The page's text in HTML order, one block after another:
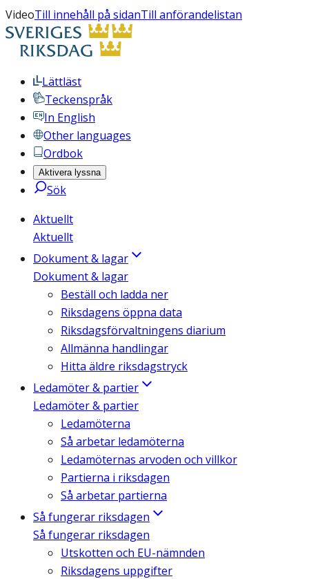
VideoTill innehåll på sidanTill anförandelistan
Lättläst
Teckenspråk
In English
Other languages
Ordbok
Aktivera lyssna
Sök
Aktuellt
Aktuellt
Dokument & lagar
Dokument & lagar
Beställ och ladda ner
Riksdagens öppna data
Riksdagsförvaltningens diarium
Allmänna handlingar
Hitta äldre riksdagstryck
Ledamöter & partier
Ledamöter & partier
Ledamöterna
Så arbetar ledamöterna
Ledamöternas arvoden och villkor
Partierna i riksdagen
Så arbetar partierna
Så fungerar riksdagen
Så fungerar riksdagen
Utskotten och EU-nämnden
Riksdagens uppgifter